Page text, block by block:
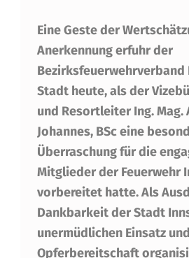
E
R
L
E
B
N
I
S
C
Eine Geste der
Anerkennung erfuhr der
Bezirksfeuerwehrverband
Stadt heute, als der
und Resortleiter Ing. Mag.
Johannes, BSc eine
Überraschung für die
Mitglieder der Feuerwehr
vorbereitet hatte. Als
Dankbarkeit der Stadt
unermüdlichen Einsatz
Opferbereitschaft